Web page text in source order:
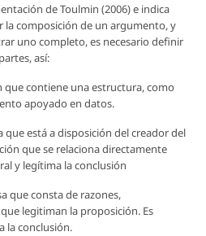
de Toulmin (2006) e indica
la composición de un argumento, y
uno completo, es necesario definir
así:
que contiene una estructura, como
apoyado en datos.
que está a disposición del creador del
que se relaciona directamente
y legítima la conclusión
que consta de razones,
legitiman la proposición. Es
la conclusión.